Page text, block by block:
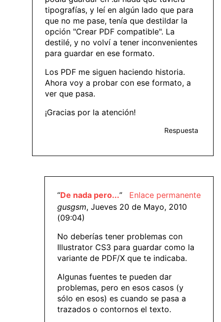
tipografías, y leí en algún lado que para
que no me pase, tenía que destildar la
opción "Crear PDF compatible". La
destilé, y no volví a tener inconvenientes
para guardar en ese formato.
Los PDF me siguen haciendo historia.
Ahora voy a probar con ese formato, a
ver que pasa.
¡Gracias por la atención!
Respuesta
Enlace permanente
“De nada pero...”
gusgsm, Jueves 20 de Mayo, 2010
(09:04)
No deberías tener problemas con
Illustrator CS3 para guardar como la
variante de PDF/X que te indicaba.
Algunas fuentes te pueden dar
problemas, pero en esos casos (y
sólo en esos) es cuando se pasa a
trazados o contornos el texto.